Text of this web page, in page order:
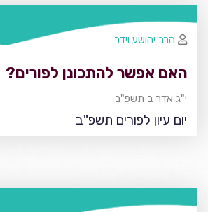
האם אפשר להתכונן לפורים?
י"ג אדר ב תשפ"ב
יום עיון לפורים תשפ"ב
הרב יהושע וידר